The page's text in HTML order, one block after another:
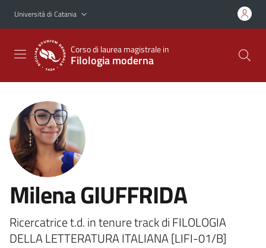
Vai al contenuto principale
Vai al menu di navigazione
Università di Catania
Corso di laurea magistrale in
Filologia moderna
Milena GIUFFRIDA
Ricercatrice t.d. in tenure track di FILOLOGIA
DELLA LETTERATURA ITALIANA [LIFI-01/B]